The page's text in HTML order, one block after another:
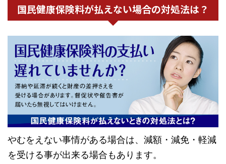
国民健康保険料が払えない場合の対処法は？
やむをえない事情がある場合は、減額・減免・軽減
を受ける事が出来る場合もあります。